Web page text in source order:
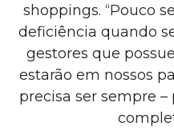
shoppings. “Pouco
deficiência quando
gestores que
estarão em nossos
precisa ser sempre –